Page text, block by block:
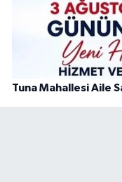
Tuna Mahallesi Aile